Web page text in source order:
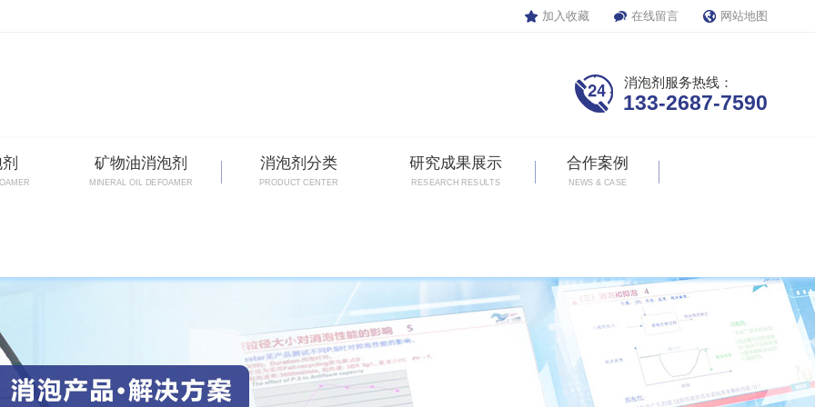
加入收藏 在线留言 网站地图
消泡剂服务热线：
133-2687-7590
矿物油消泡剂
MINERAL OIL DEFOAMER
消泡剂分类
PRODUCT CENTER
研究成果展示
RESEARCH RESULTS
合作案例
NEWS & CASE